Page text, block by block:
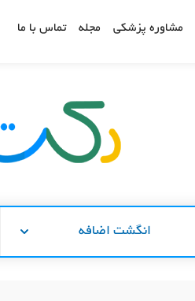
مشاوره پزشکی مجله تماس با ما
انگشت اضافه